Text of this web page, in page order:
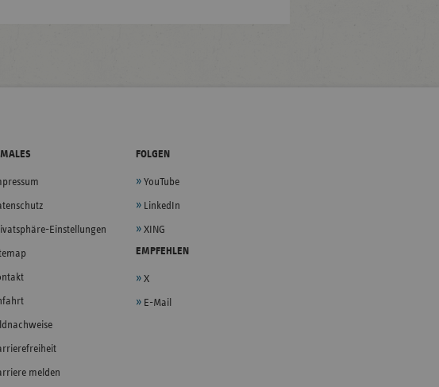
Einstellungen
melden
FOLGEN
YouTube
LinkedIn
XING
EMPFEHLEN
X
E-Mail